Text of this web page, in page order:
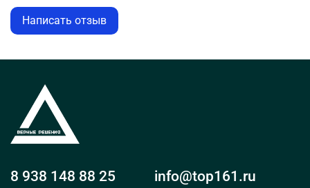
Написать отзыв
8 938 148 88 25 info@top161.ru